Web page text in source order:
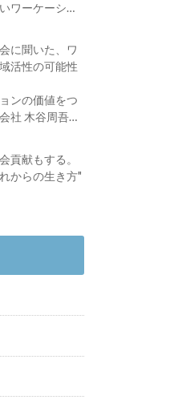
ワーケーショ
に聞いた、ワ
活性の可能性
ンの価値をつ
社 木谷周吾さ
貢献もする。
からの生き方"